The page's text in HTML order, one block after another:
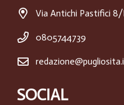
Via Antichi Pastifici
0805744739
SOCIAL